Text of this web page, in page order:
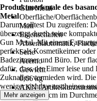
Gun Metal
Oberfläche/
Matt
Eigenschaften
Absenkautomatik,
Serie
Acerno
Gewicht
0,66 kg
AKN
687T
Produktmerkmale des
Metal
Darum solltest Du zugreifen:
überzeugt durch seine
Gun Metal. Mit einem
perfekt als Kosmetikeimer
Badezimmer und Büro. Der
dafür, dass der Eimer leise
Zuknallen vermieden wird.
weniger sichtbar erscheinen
Maße von 16,8 cm im
Mehr anzeigen